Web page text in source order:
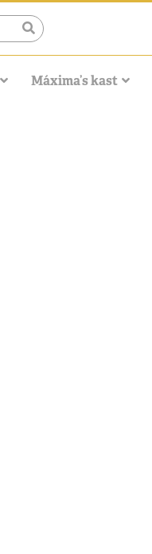
Máxima’s kast